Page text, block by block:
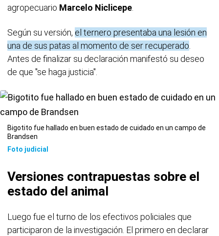
agropecuario Marcelo Niclicepe
Según su versión, el ternero presentaba una lesión en
una de sus patas al momento de ser recuperado
Antes de finalizar su declaración manifestó su deseo
de que "se haga justicia".
Bigotito fue hallado en buen estado de cuidado en un campo de
Brandsen
Foto judicial
Versiones contrapuestas sobre el
estado del animal
Luego fue el turno de los efectivos policiales que
participaron de la investigación. El primero en declarar